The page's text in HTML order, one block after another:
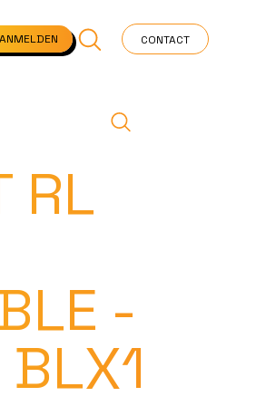
STARTPAGINA NEWS
CONTACT
RL
-